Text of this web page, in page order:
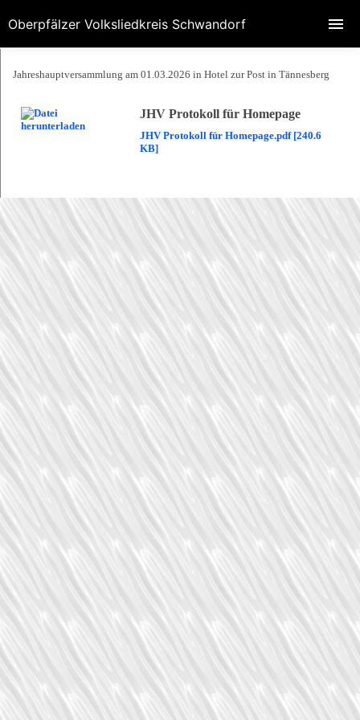
Jahreshauptversammlung am 01.03.2026 in Hotel zur Post in Tännesberg
JHV Protokoll für Homepage
JHV Protokoll für Homepage.pdf [240.6
KB]
Oberpfälzer Volksliedkreis Schwandorf